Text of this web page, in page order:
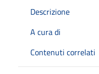
Descrizione
A cura di
Contenuti correlati